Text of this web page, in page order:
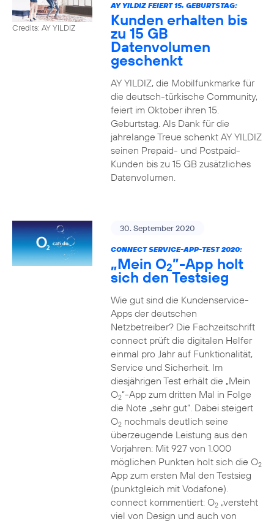
Credits: AY YILDIZ
AY YILDIZ FEIERT 15. GEBURTSTAG:
Kunden erhalten bis
zu 15 GB
Datenvolumen
geschenkt
AY YILDIZ, die Mobilfunkmarke für
die deutsch-türkische Community,
feiert im Oktober ihren 15.
Geburtstag. Als Dank für die
jahrelange Treue schenkt AY YILDIZ
seinen Prepaid- und Postpaid-
Kunden bis zu 15 GB zusätzliches
Datenvolumen.
30. September 2020
CONNECT SERVICE-APP-TEST 2020:
„Mein O2”-App holt
sich den Testsieg
Wie gut sind die Kundenservice-
Apps der deutschen
Netzbetreiber? Die Fachzeitschrift
connect prüft die digitalen Helfer
einmal pro Jahr auf Funktionalität,
Service und Sicherheit. Im
diesjährigen Test erhält die „Mein
O2“-App zum dritten Mal in Folge
die Note „sehr gut“. Dabei steigert
O2nochmals deutlich seine
überzeugende Leistung aus den
Vorjahren: Mit 927 von 1.000
möglichen Punkten holt sich die O2
App zum ersten Mal den Testsieg
(punktgleich mit Vodafone).
connect kommentiert: O2„versteht
viel von Design und auch von